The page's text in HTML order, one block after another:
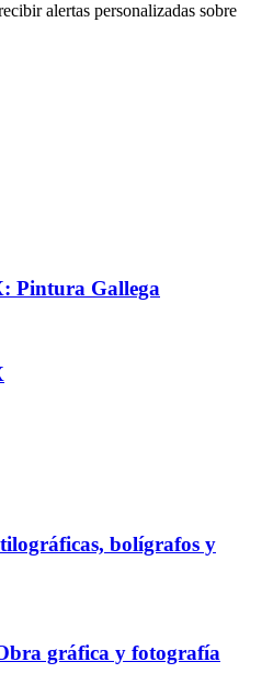
alertas personalizadas sobre
Pintura Gallega
bolígrafos y
gráfica y fotografía